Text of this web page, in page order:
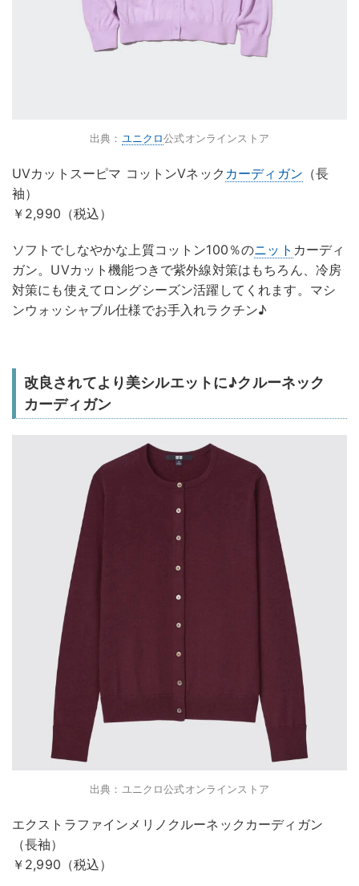
出典： ユニクロ公式オンラインストア
UVカットスーピマ コットンVネック カーディガン （長
袖）
￥2,990（税込）
ソフトでしなやかな上質コットン100％のニット カーディ
ガン。UVカット機能つきで紫外線対策はもちろん、冷房
対策にも使えてロングシーズン活躍してくれます。マシ
ンウォッシャブル仕様でお手入れラクチン♪
改良されてより美シルエットに♪クルーネック
カーディガン
出典：ユニクロ公式オンラインストア
エクストラファインメリノクルーネックカーディガン
（長袖）
￥2,990（税込）